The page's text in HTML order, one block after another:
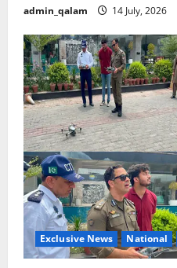
admin_qalam 14 July, 2026
Exclusive News National